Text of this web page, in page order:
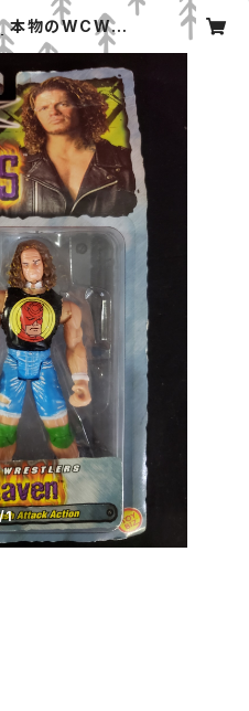
物のWCWフィ
ちのくプロレス
オンラインショッ
/1